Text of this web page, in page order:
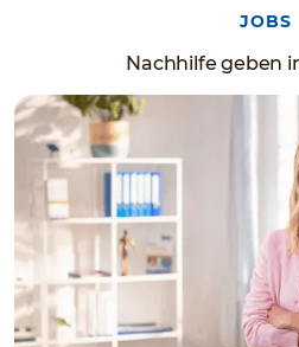
JOBS
Nachhilfe geben